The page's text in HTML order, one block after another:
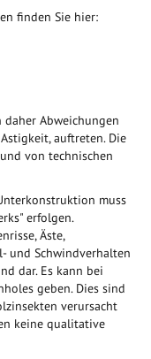
finden Sie hier:
Abweichungen
auftreten. Die
von technischen
muss
erfolgen.
Äste,
und Schwindverhalten
dar. Es kann bei
geben. Dies sind
verursacht
keine qualitative